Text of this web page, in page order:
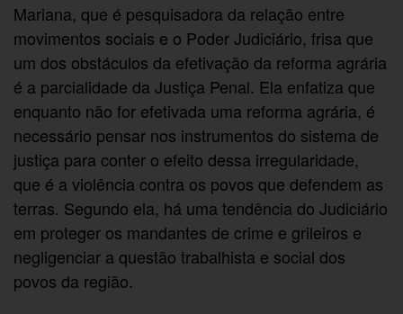
Mariana, que é pesquisadora da relação entre
movimentos sociais e o Poder Judiciário, frisa que
um dos obstáculos da efetivação da reforma agrária
é a parcialidade da Justiça Penal. Ela enfatiza que
enquanto não for efetivada uma reforma agrária, é
necessário pensar nos instrumentos do sistema de
justiça para conter o efeito dessa irregularidade,
que é a violência contra os povos que defendem as
terras. Segundo ela, há uma tendência do Judiciário
em proteger os mandantes de crime e grileiros e
negligenciar a questão trabalhista e social dos
povos da região.